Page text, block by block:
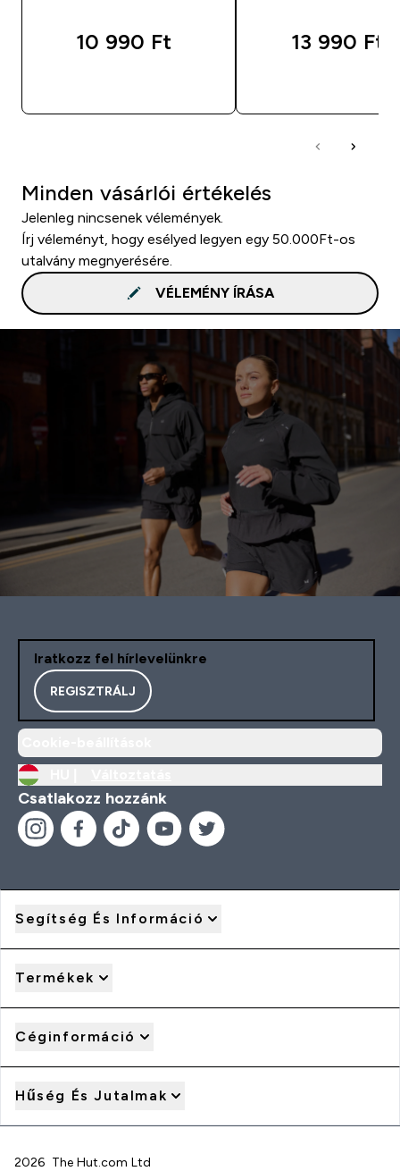
10 990 Ft‎ 13 990 Ft‎
Minden vásárlói értékelés
Jelenleg nincsenek vélemények.
Írj véleményt, hogy esélyed legyen egy 50.000Ft-os
utalvány megnyerésére.
VÉLEMÉNY ÍRÁSA
Iratkozz fel hírlevelünkre
REGISZTRÁLJ
Csatlakozz hozzánk
Segítség És Információ
Termékek
Céginformáció
Hűség És Jutalmak
2026 The Hut.com Ltd